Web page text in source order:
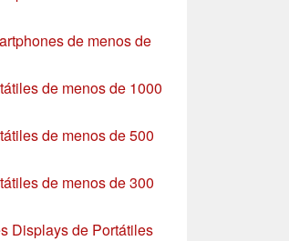
de menos de
de menos de 1000
de menos de 500
de menos de 300
Displays de Portátiles